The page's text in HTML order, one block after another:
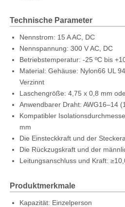
Technische Parameter
Nennstrom: 15 A AC, DC
Nennspannung: 300 V AC, DC
Betriebstemperatur: -25 ºC bis
Material: Gehäuse: Nylon66 UL
Verzinnt
Laschengröße: 4,75 x 0,8 mm
Anwendbarer Draht: AWG16–14
Kompatibler
mm
Die Einsteckkraft und der
Die Rückzugskraft und der
Leitungsanschluss und Kraft:
Produktmerkmale
Kapazität: Einzelperson